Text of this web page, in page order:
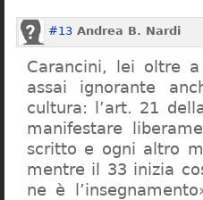
#13 Andrea B. Nardi
Carancini, lei oltre
assai ignorante
cultura: l’art. 21
manifestare
scritto e ogni altro
mentre il 33 inizia
ne è